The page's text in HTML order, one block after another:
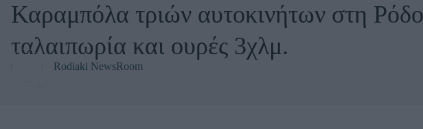
Καραμπόλα τριών αυτοκινήτων στη
ταλαιπωρία και ουρές 3χλμ.
Rodiaki NewsRoom